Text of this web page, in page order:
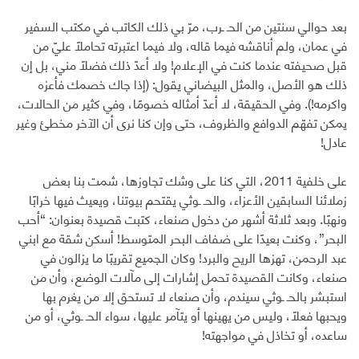
بعد حوالي سنتين من الحـ ـرب، مرّ بي ذلك الكاتب في مكتب السفير
في عمان، ولم أناقشه فيما قاله، ولا فيما اعتبرته تحاملًا عليّ من
قبل صحيفته عندما كنت في الإعلام! ولا أعدّ ذلك فضلًا مني، بل إن
ذلك هو الأصل، والمثل البيضاني يقول: (إذا جاك خصمك فأعزه
واكرمه!). وفي الحقيقة، لا أعدّ أمثاله خصومًا، وفي كثير من الحالات،
يمكن تفهّم الدوافع والظروف، حتى وإن كنا نرى أن الآخر مخطئ وغير
عادل!
على خلفية 2011، التي كنا على وشك تجاوزها، شمت بنا بعض
زملائنا السابقين الأعزاء، والحـ ـوثي يقتحم بيوتنا، ويعيث فيها خرابًا
ونهبًا. وبعد ثلاثة أشهر من دخول صنعاء، كتبت قصيدة بعنوان: “أحب
البحر”، وكنت بعيدًا على ضفاف البحر المتوسط! أسكن شقة مع ابني
عبد الرحمن، تهزها الريح والبرد! وكان الجميع تقريبًا ما يزالون في
صنعاء، وكانت القصيدة تحمل إشارات إلى مآلات الوضع، وأن من
استبشر بالحـ ـوثي سيندم، وأن صنعاء لا تستحق إلا من يغرم بها
ويحبها فعلًا، وليس من يهينها أو يتآمر عليها، سواء الحـ ـوثي، أو من
ساعده، أو تخاذل في مواجهته!